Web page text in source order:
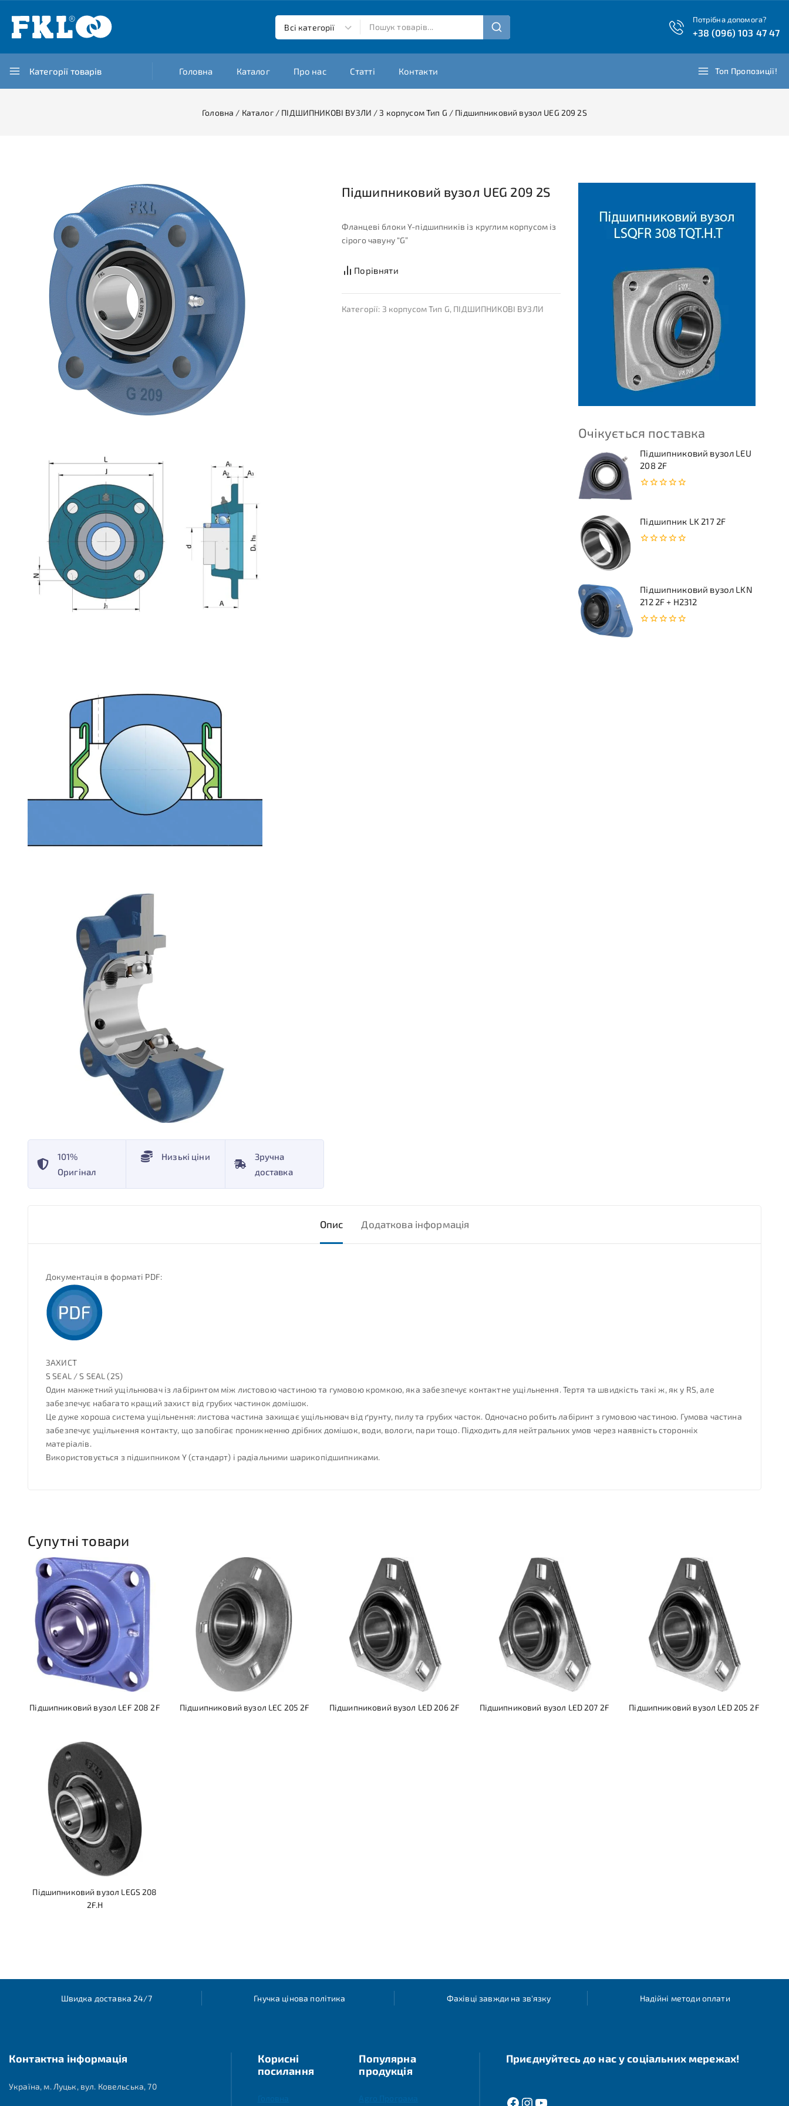
Потрібна допомога?
+38 (096) 103 47 47
Категорії товарів Головна Каталог Про нас Статті Контакти Топ Пропозиції!
Головна / Каталог / ПІДШИПНИКОВІ ВУЗЛИ / З корпусом Тип G / Підшипниковий вузол UEG 209 2S
Очікується поставка
Підшипниковий вузол LEU
208 2F
Підшипник LK 217 2F
Підшипниковий вузол LKN
212 2F + H2312
101%
Оригінал
Низькі ціни
Зручна
доставка
Підшипниковий вузол UEG 209 2S
Фланцеві блоки Y-підшипників із круглим корпусом із
сірого чавуну “G”
Порівняти
Категорії: З корпусом Тип G, ПІДШИПНИКОВІ ВУЗЛИ
Опис Додаткова інформація
Документація в форматі PDF:
ЗАХИСТ
S SEAL / S SEAL (2S)
Один манжетний ущільнювач із лабіринтом між листовою частиною та гумовою кромкою, яка забезпечує контактне ущільнення. Тертя та швидкість такі ж, як у RS, але
забезпечує набагато кращий захист від грубих частинок домішок.
Це дуже хороша система ущільнення: листова частина захищає ущільнювач від ґрунту, пилу та грубих часток. Одночасно робить лабіринт з гумовою частиною. Гумова частина
забезпечує ущільнення контакту, що запобігає проникненню дрібних домішок, води, вологи, пари тощо. Підходить для нейтральних умов через наявність сторонніх
матеріалів.
Використовується з підшипником Y (стандарт) і радіальними шарикопідшипниками.
Супутні товари
Підшипниковий вузол LEF 208 2F Підшипниковий вузол LEC 205 2F Підшипниковий вузол LED 206 2F Підшипниковий вузол LED 207 2F Підшипниковий вузол LED 205 2F
Підшипниковий вузол LEGS 208
2F.H
Швидка доставка 24/7 Гнучка цінова політика Фахівці завжди на зв'язку Надійні методи оплати
Контактна інформація
Україна, м. Луцьк, вул. Ковельська, 70
Корисні
посилання
Популярна
продукція
Приєднуйтесь до нас у соціальних мережах!